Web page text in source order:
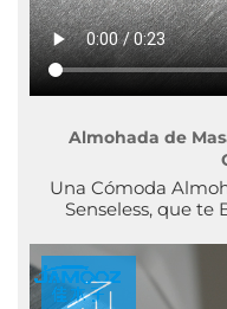
Almohada de
Una Cómoda
Senseless, que